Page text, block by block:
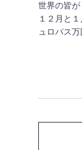
世界の皆が
１２月と
ュロパス